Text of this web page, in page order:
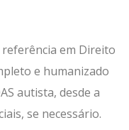
em Direito
e humanizado
autista, desde a
se necessário.